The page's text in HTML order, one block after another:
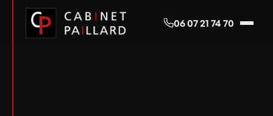
06 07 21 74 70
Panneau de gestion des cookies